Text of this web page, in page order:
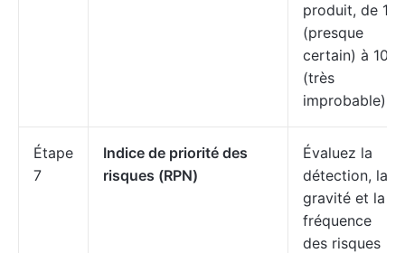
produit, de 1
(presque
certain) à 10
(très
improbable).
Étape
7
Indice de priorité des
risques (RPN)
Évaluez la
détection, la
gravité et la
fréquence
des risques